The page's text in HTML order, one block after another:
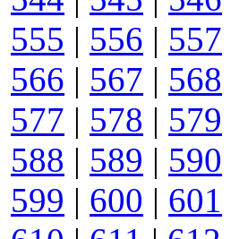
555 | 556 | 557
566 | 567 | 568
577 | 578 | 579
588 | 589 | 590
599 | 600 | 601